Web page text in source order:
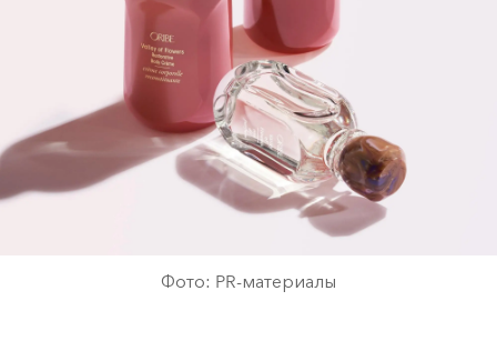
Фото: PR-материалы